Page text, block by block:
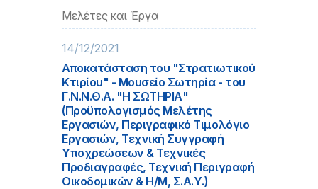
Μελέτες και Έργα
14/12/2021
Αποκατάσταση του "Στρατιωτικού
Κτιρίου" - Μουσείο Σωτηρία - του
Γ.Ν.Ν.Θ.Α. "Η ΣΩΤΗΡΙΑ"
(Προϋπολογισμός Μελέτης
Εργασιών, Περιγραφικό Τιμολόγιο
Εργασιών, Τεχνική Συγγραφή
Υποχρεώσεων & Τεχνικές
Προδιαγραφές, Τεχνική Περιγραφή
Οικοδομικών & Η/Μ, Σ.Α.Υ.)